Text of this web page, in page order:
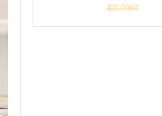
chữ HOME LOVE trang trí
420.000đ